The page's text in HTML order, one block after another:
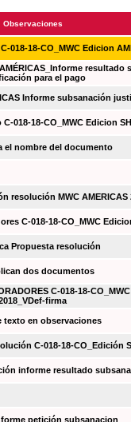
Observaciones
018-18-CO_MWC Edicion
resultado
para el pago
Informe subsanación
018-18-CO_MWC Edicion
el nombre del documento
resolución MWC AMERICAS
C-018-18-CO_MWC
Propuesta resolución
dos documentos
C-018-18-
firma
texto en observaciones
C-018-18-CO_Edición
informe resultado
petición subsanacion